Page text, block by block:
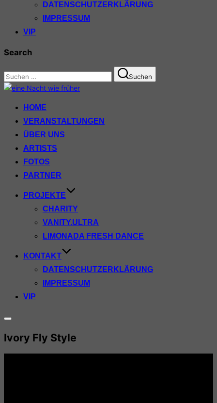
DATENSCHUTZERKLÄRUNG
IMPRESSUM
VIP
Search
Suchen
nach:
Suchen
Zum
springenHOME
VERANSTALTUNGEN
ÜBER UNS
ARTISTS
FOTOS
PARTNER
PROJEKTE
CHARITY
VANITY.ULTRA
LIMONADA FRESH DANCE
KONTAKT
DATENSCHUTZERKLÄRUNG
IMPRESSUM
VIP
Seitenleiste
Navigation
umschalten
Ivory Fly Style